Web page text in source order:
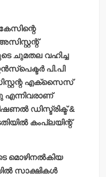
ചുമതല വഹിച്ച
പി.പി
എക്‌സൈസ്
എന്നിവരാണ്
ഡിസ്ട്രിക്ട് &
കംപ്ലയിന്റ്
മൊഴിനല്‍കിയ
സാക്ഷികള്‍